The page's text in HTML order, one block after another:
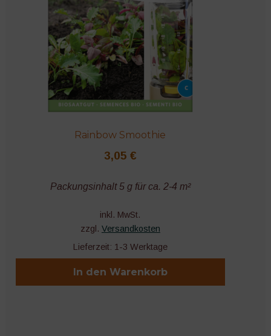
Rainbow Smoothie
3,05 €
Packungsinhalt 5 g für ca. 2-4 m²
inkl. MwSt.
zzgl. Versandkosten
Lieferzeit: 1-3 Werktage
In den Warenkorb